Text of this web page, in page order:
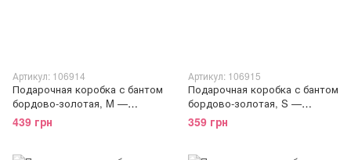
Артикул: 106914
Подарочная коробка с бантом
бордово-золотая, M —
25×18,5×11,5 см
439 грн
Артикул: 106915
Подарочная коробка с бантом
бордово-золотая, S —
21,5×14,5×9,7 см
359 грн